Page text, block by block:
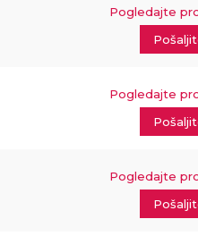
Pogledajte
Pogledajte
Pogledajte